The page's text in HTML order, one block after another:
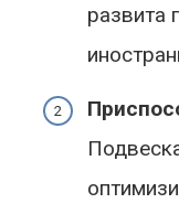
развита